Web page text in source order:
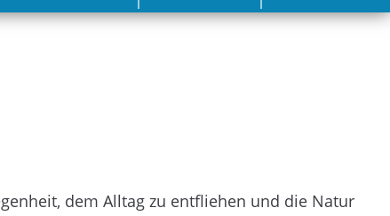
dem Alltag zu entfliehen und die Natur